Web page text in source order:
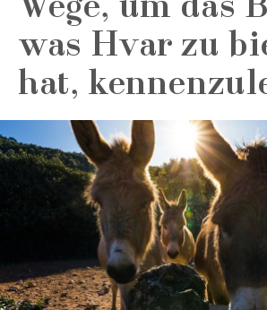
Wege, um das
was Hvar zu
hat,